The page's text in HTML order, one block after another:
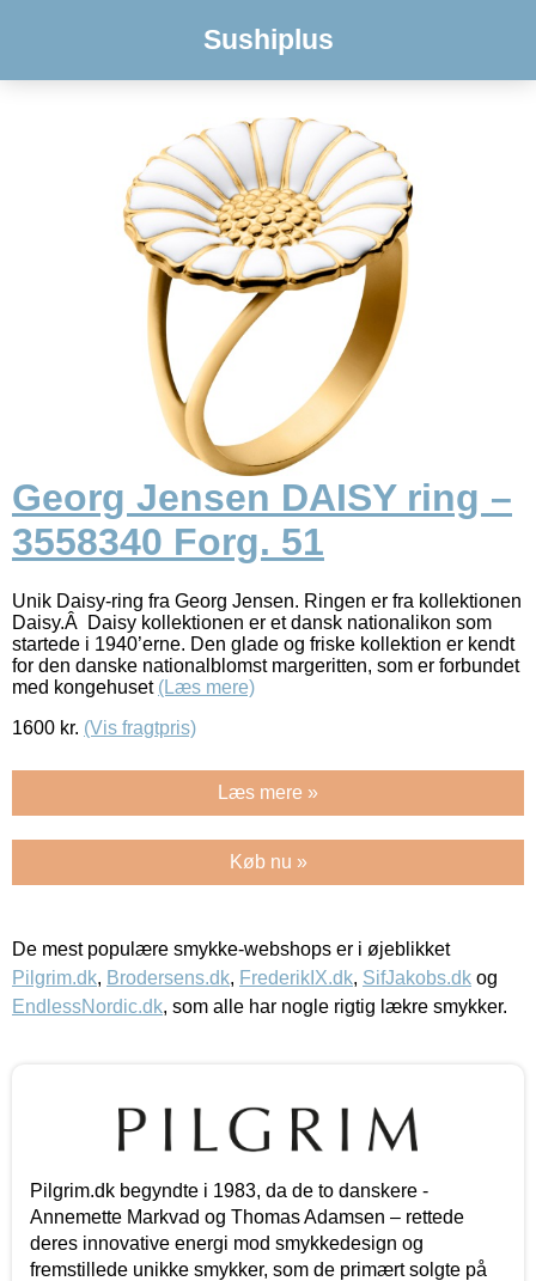
Sushiplus
Georg Jensen DAISY ring –
3558340 Forg. 51
Unik Daisy-ring fra Georg Jensen. Ringen er fra kollektionen
Daisy.Â Daisy kollektionen er et dansk nationalikon som
startede i 1940’erne. Den glade og friske kollektion er kendt
for den danske nationalblomst margeritten, som er forbundet
med kongehuset (Læs mere)
1600 kr. (Vis fragtpris)
Læs mere »
Køb nu »
De mest populære smykke-webshops er i øjeblikket
Pilgrim.dk, Brodersens.dk, FrederikIX.dk, SifJakobs.dk og
EndlessNordic.dk, som alle har nogle rigtig lækre smykker.
Pilgrim.dk begyndte i 1983, da de to danskere -
Annemette Markvad og Thomas Adamsen – rettede
deres innovative energi mod smykkedesign og
fremstillede unikke smykker, som de primært solgte på